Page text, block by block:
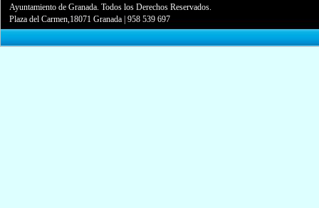
Ayuntamiento de Granada. Todos los Derechos Reservados.
Plaza del Carmen,18071 Granada |958 539 697